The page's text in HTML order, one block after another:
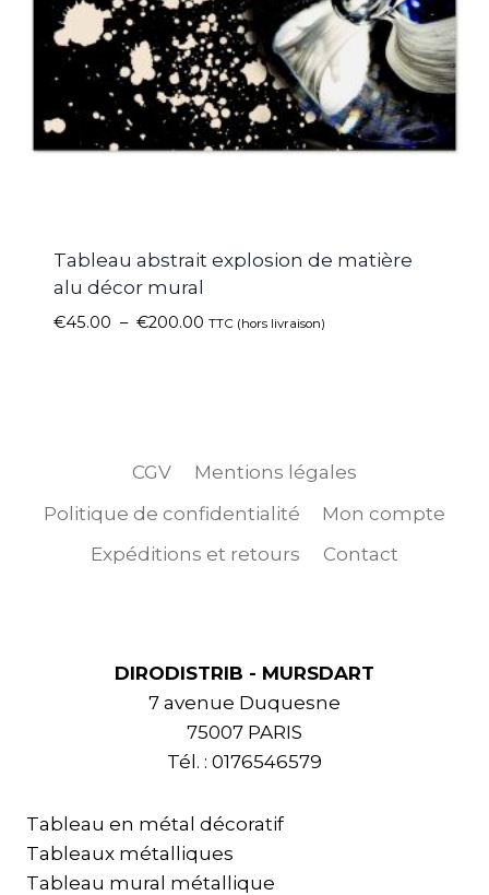
Tableau abstrait explosion de matière
alu décor mural
€45.00 – €200.00 TTC (hors livraison)
CGV
Mentions légales
Politique de confidentialité
Mon compte
Expéditions et retours
Contact
DIRODISTRIB - MURSDART
7 avenue Duquesne
75007 PARIS
Tél. : 0176546579
Tableau en métal décoratif
Tableaux métalliques
Tableau mural métallique